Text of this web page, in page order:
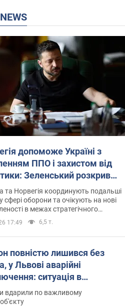
NEWS
допоможе Україні з
ППО і захистом від
Зеленський розкрив
та Норвегія координують подальші
сфері оборони та очікують на нові
в межах стратегічного
17:49 6,5 т.
повністю лишився без
у Львові аварійні
ситуація в
6 серпня
вдарили по важливому